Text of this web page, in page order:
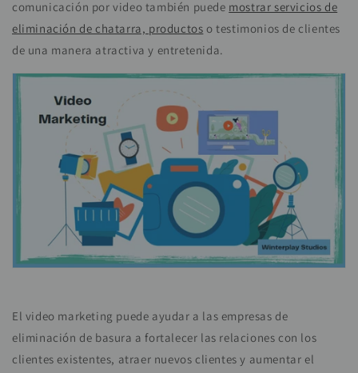
comunicación por video también puede mostrar servicios de
eliminación de chatarra, productos o testimonios de clientes
de una manera atractiva y entretenida.
El video marketing puede ayudar a las empresas de
eliminación de basura a fortalecer las relaciones con los
clientes existentes, atraer nuevos clientes y aumentar el